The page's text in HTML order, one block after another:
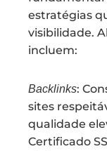
estratégias
visibilidade.
incluem:
Backlinks:
sites
qualidade
Certificado